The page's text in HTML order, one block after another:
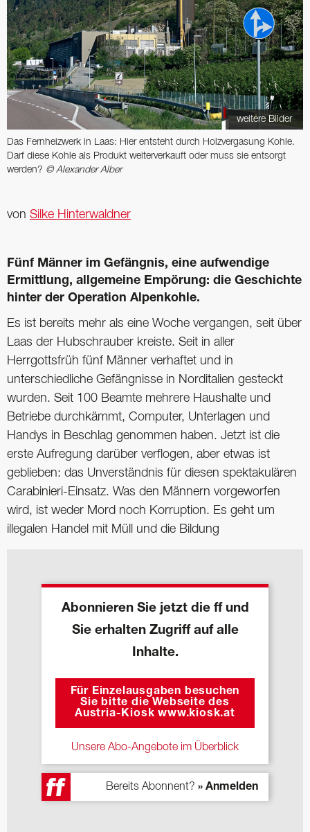
weitere Bilder
Das Fernheizwerk in Laas: Hier entsteht durch Holzvergasung Kohle.
Darf diese Kohle als Produkt weiterverkauft oder muss sie entsorgt
werden? © Alexander Alber
von Silke Hinterwaldner
Fünf Männer im Gefängnis, eine aufwendige
Ermittlung, allgemeine Empörung: die Geschichte
hinter der Operation Alpenkohle.
Es ist bereits mehr als eine Woche vergangen, seit über
Laas der Hubschrauber kreiste. Seit in aller
Herrgottsfrüh fünf Männer verhaftet und in
unterschiedliche Gefängnisse in Norditalien gesteckt
wurden. Seit 100 Beamte mehrere Haushalte und
Betriebe durchkämmt, Computer, Unterlagen und
Handys in Beschlag genommen haben. Jetzt ist die
erste Aufregung darüber verflogen, aber etwas ist
geblieben: das Unverständnis für diesen spektakulären
Carabinieri-Einsatz. Was den Männern vorgeworfen
wird, ist weder Mord noch Korruption. Es geht um
illegalen Handel mit Müll und die Bildung
Abonnieren Sie jetzt die ff und
Sie erhalten Zugriff auf alle
Inhalte.
Für Einzelausgaben besuchen
Sie bitte die Webseite des
Austria-Kiosk www.kiosk.at
Unsere Abo-Angebote im Überblick
Bereits Abonnent? » Anmelden